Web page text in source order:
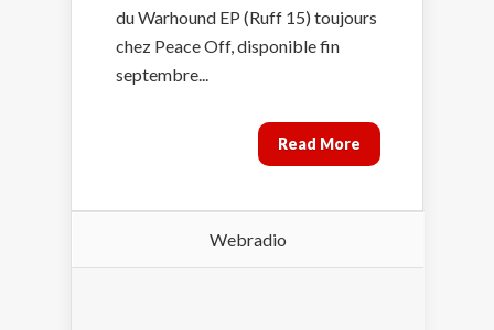
du Warhound EP (Ruff 15) toujours
chez Peace Off, disponible fin
septembre...
Read More
Webradio